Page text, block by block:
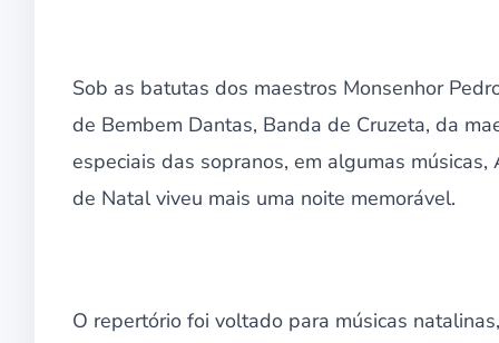
Sob as batutas dos maestros Monsenhor
de Bembem Dantas, Banda de Cruzeta, da
especiais das sopranos, em algumas
de Natal viveu mais uma noite memorável.
O repertório foi voltado para músicas